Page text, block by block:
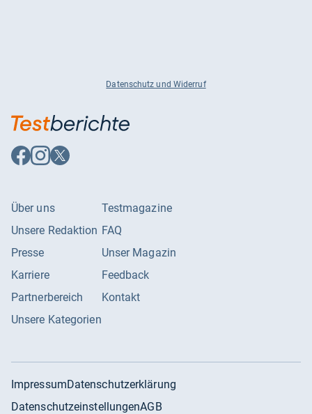
Datenschutz und Widerruf
Auf
Facebook
Auf
Instagram
Auf
X
Über uns
Unsere Redaktion
Presse
Karriere
Partnerbereich
Unsere Kategorien
Testmagazine
FAQ
Unser Magazin
Feedback
Kontakt
ImpressumDatenschutzerklärung
DatenschutzeinstellungenAGB